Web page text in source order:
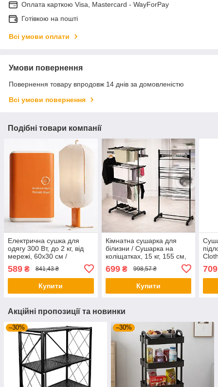
Оплата карткою Visa, Mastercard - WayForPay
Готівкою на пошті
Всі умови оплати
Умови повернення
Повернення товару впродовж 14 днів за домовленістю
Всі умови повернення
Подібні товари компанії
Електрична сушка для
одягу 300 Вт, до 2 кг, від
мережі, 60х30 см /
білизни / Складна сушарка
для одягу
589 ₴ 841,43 ₴
Купити
Кімнатна сушарка для
білизни / Сушарка на
коліщатках, 15 кг, 155 см,
Підлогова сушка для одягу
699₴ 998,57 ₴
Купити
709
Акційні пропозиції та новинки
–30% –30%